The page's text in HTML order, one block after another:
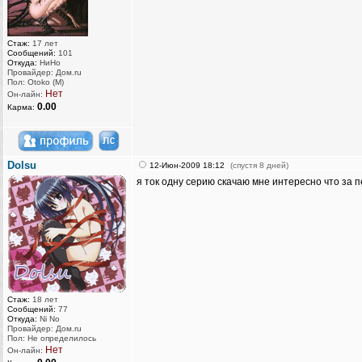
Стаж: 17 лет
Сообщений: 101
Откуда: НиНо
Провайдер: Дом.ru
Пол: Otoko (M)
Он-лайн: Нет
Карма: 0.00
Dolsu
Стаж: 18 лет
Сообщений: 77
Откуда: Ni No
Провайдер: Дом.ru
Пол: Не определилось
Он-лайн: Нет
12-Июн-2009 18:12 (спустя 8 дней)
я ток одну серию скачаю мне интересно что за